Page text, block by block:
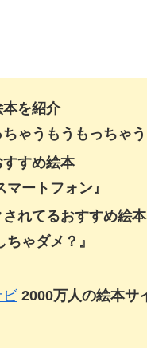
本を紹介
ゃうもうもっちゃう
すめ絵本
ートフォン』
れてるおすすめ絵本
ゃダメ？』
ビ 2000万人の絵本サ